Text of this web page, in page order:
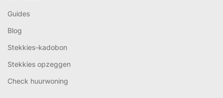
Guides
Blog
Stekkies-kadobon
Stekkies opzeggen
Check huurwoning